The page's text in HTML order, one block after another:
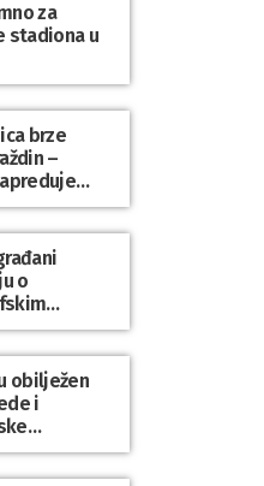
za
stadiona u
brze
–
o
Sudjelujte u
obilježen
i
te Dan
branitelja